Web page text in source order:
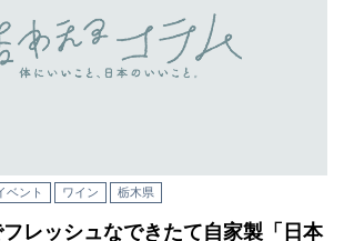
ベント ワイン 栃木県
レッシュなできたて自家製「日本